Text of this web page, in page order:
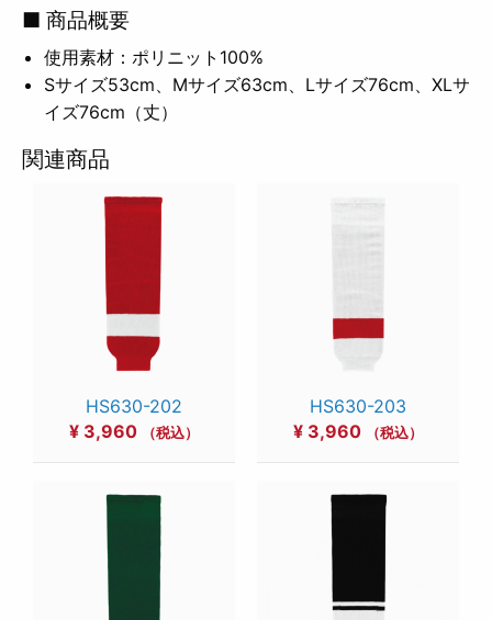
■ 商品概要
使用素材：ポリニット100%
Sサイズ53cm、Mサイズ63cm、Lサイズ76cm、XLサ
イズ76cm（丈）
関連商品
HS630-202
¥ 3,960 （税込）
HS630-203
¥ 3,960 （税込）